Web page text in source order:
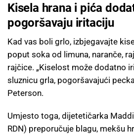
Kisela hrana i pića
pogoršavaju iritaciju
Kad vas boli grlo, izbjegavajte
poput soka od limuna, naranče,
rajčice. „Kiselost može dodatno
sluznicu grla, pogoršavajući
Peterson.
Umjesto toga, dijetetičarka
RDN) preporučuje blagu, mekšu